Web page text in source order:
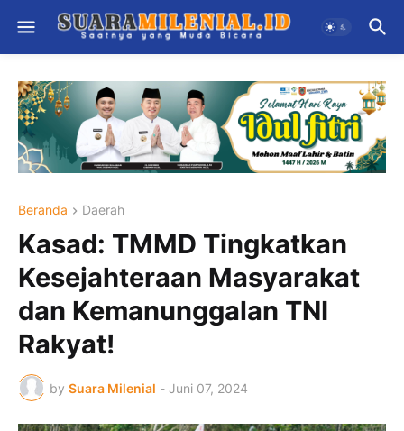
Beranda Daerah
Kasad: TMMD Tingkatkan
Kesejahteraan Masyarakat
dan Kemanunggalan TNI
Rakyat!
by Suara Milenial - Juni 07, 2024